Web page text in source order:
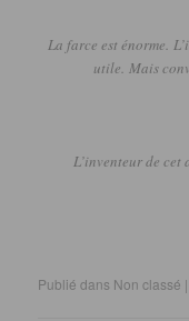
La farce est énorme.
utile. Mais
L’inventeur de
Publié dans Non classé |